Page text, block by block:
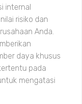
internal
risiko dan
Anda.
daya khusus
pada
mengatasi